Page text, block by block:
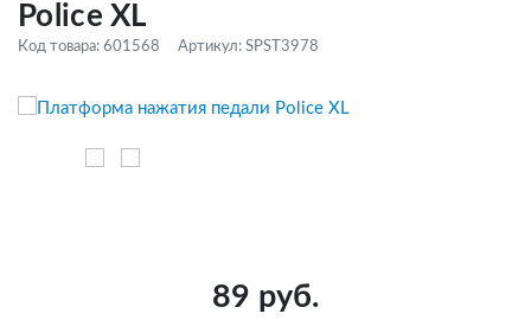
Police XL
Код товара: 601568 Артикул: SPST3978
89 руб.